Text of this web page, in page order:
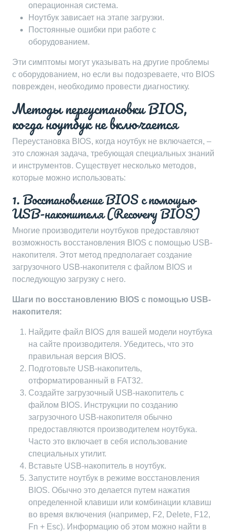
операционная система.
Ноутбук зависает на этапе загрузки.
Постоянные ошибки при работе с
оборудованием.
Эти симптомы могут указывать на другие проблемы
с оборудованием, но если вы подозреваете, что BIOS
поврежден, необходимо провести диагностику.
Методы переустановки BIOS,
когда ноутбук не включается
Переустановка BIOS, когда ноутбук не включается, –
это сложная задача, требующая специальных знаний
и инструментов. Существует несколько методов,
которые можно использовать:
1. Восстановление BIOS с помощью
USB-накопителя (Recovery BIOS)
Многие производители ноутбуков предоставляют
возможность восстановления BIOS с помощью USB-
накопителя. Этот метод предполагает создание
загрузочного USB-накопителя с файлом BIOS и
последующую загрузку с него.
Шаги по восстановлению BIOS с помощью USB-
накопителя:
Найдите файл BIOS для вашей модели ноутбука
на сайте производителя. Убедитесь, что это
правильная версия BIOS.
Подготовьте USB-накопитель,
отформатированный в FAT32.
Создайте загрузочный USB-накопитель с
файлом BIOS. Инструкции по созданию
загрузочного USB-накопителя обычно
предоставляются производителем ноутбука.
Часто это включает в себя использование
специальных утилит.
Вставьте USB-накопитель в ноутбук.
Запустите ноутбук в режиме восстановления
BIOS. Обычно это делается путем нажатия
определенной клавиши или комбинации клавиш
во время включения (например, F2, Delete, F12,
Fn + Esc). Информацию об этом можно найти в